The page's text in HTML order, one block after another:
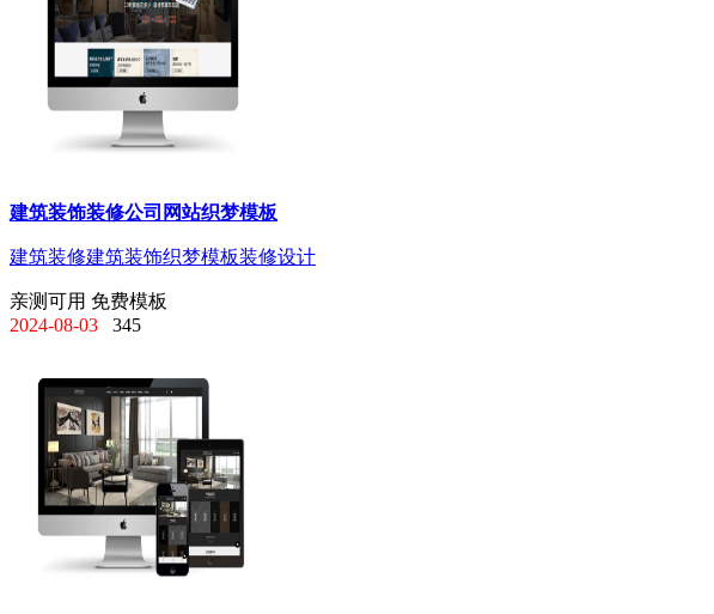
建筑装饰装修公司网站织梦模板
建筑装修建筑装饰织梦模板装修设计
亲测可用 免费模板
2024-08-03
345